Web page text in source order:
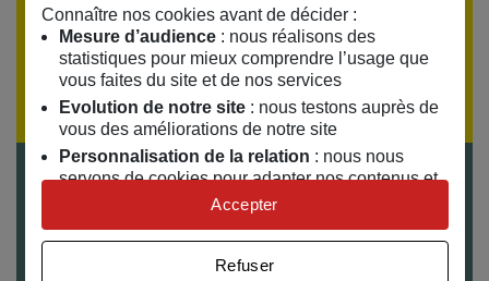
ÉVÈNEMENT TERMINÉ
Si vous souhaitez recevoir la programmation par
email,inscrivez-vous à notre lettre d'information
Tarifs
Publics
Connaître nos cookies avant de décider :
Mesure d’audience: nous réalisons des
statistiques pour mieux comprendre l’usage que
vous faites du site et de nos services
Evolution de notre site: nous testons auprès de
vous des améliorations de notre site
Personnalisation de la relation : nous nous
servons de cookies pour adapter nos contenus et
personnaliser nos offres
Univers publicitaire: nous utilisons avec nos
publicités personnalisées
Refuser
Accepter